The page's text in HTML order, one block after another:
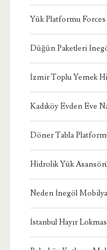
Yük Platformu
Düğün Paketleri
İzmir Toplu Yemek
Kadıköy Evden Eve
Döner Tabla
Hidrolik Yük
Neden İnegöl
İstanbul Hayır